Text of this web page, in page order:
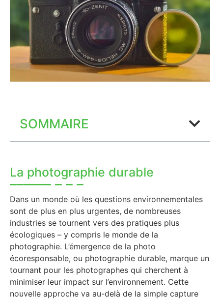
SOMMAIRE
La photographie durable
Dans un monde où les questions environnementales
sont de plus en plus urgentes, de nombreuses
industries se tournent vers des pratiques plus
écologiques – y compris le monde de la
photographie. L’émergence de la photo
écoresponsable, ou photographie durable, marque un
tournant pour les photographes qui cherchent à
minimiser leur impact sur l’environnement. Cette
nouvelle approche va au-delà de la simple capture